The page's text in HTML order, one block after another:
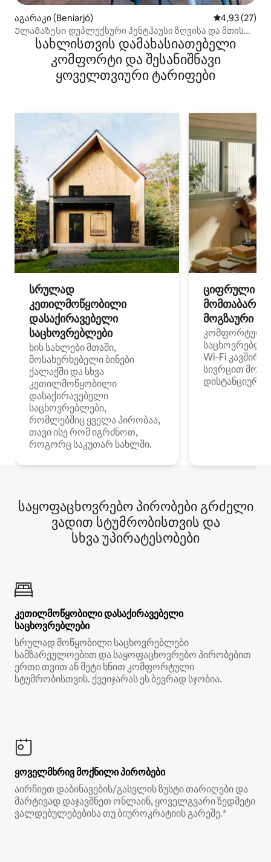
აგარაკი (Beniarjó) საშუალო
4,93 (27)
Ულამაზესი დუპლექსური პენტჰაუსი ზღვისა და მთის
360 ხედით
სახლისთვის დამახასიათებელი
კომფორტი და შესანიშნავი
ყოველთვიური ტარიფები
სრულად
კეთილმოწყობილი
დასაქირავებელი
საცხოვრებლები
ხის სახლები მთაში,
მოსახერხებელი ბინები
ქალაქში და სხვა
კეთილმოწყობილი
დასაქირავებელი
საცხოვრებლები,
რომლებშიც ყველა პირობაა,
თავი ისე რომ იგრძნოთ,
როგორც საკუთარ სახლში.
ციფრული
მოგზაური
კომფორტული
Wi‑Fi
სივრცით
დისტანციური
საყოფაცხოვრებო პირობები გრძელი
ვადით სტუმრობისთვის და
სხვა უპირატესობები
კეთილმოწყობილი დასაქირავებელი
საცხოვრებლები
სრულად მოწყობილი საცხოვრებლები
სამზარეულოებით და საყოფაცხოვრებო პირობებით
ერთი თვით ან მეტი ხნით კომფორტული
სტუმრობისთვის. ქვეიჯარას ეს ბევრად სჯობია.
ყოველმხრივ მოქნილი პირობები
აირჩიეთ დაბინავების/გასვლის ზუსტი თარიღები და
მარტივად დაჯავშნეთ ონლაინ, ყოველგვარი ზედმეტი
ვალდებულებებისა თუ ბიუროკრატიის გარეშე.*